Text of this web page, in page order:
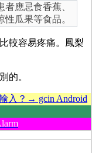
應忌食香蕉、
瓜果等食品。
較容易疼痛。鳳梨
的。
入？→ gcin Android